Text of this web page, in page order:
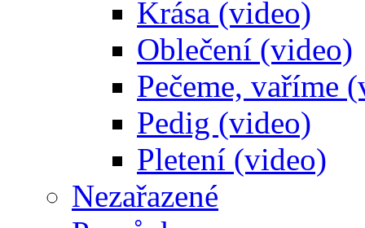
Krása (video)
Oblečení (video)
Pečeme, vaříme
Pedig (video)
Pletení (video)
Nezařazené